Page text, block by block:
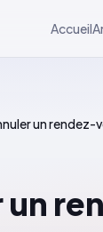
Accueil
un rendez-
un